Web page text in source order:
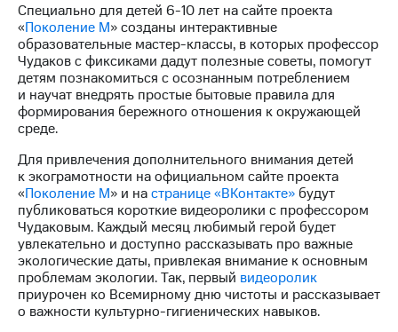
в
регионе
и акционерам
Корпоративное
управление
Раскрытие
информации
Информация
акционерам
Документы
ПАО
"МТС"
Собрания
акционеров
Личный
Специально для детей 6-10лет на сайте проекта
«Поколение М» созданы интерактивные
образовательные мастер-классы, в которых профессор
Чудаков с фиксиками дадут полезные советы, помогут
детям познакомиться с осознанным потреблением
и научат внедрять простые бытовые правила для
формирования бережного отношения к окружающей
среде.
Для привлечения дополнительного внимания детей
к экограмотности на официальном сайте проекта
«Поколение М» и настранице «ВКонтакте» будут
публиковаться короткие видеоролики с профессором
Чудаковым. Каждый месяц любимый герой будет
увлекательно и доступно рассказывать про важные
экологические даты, привлекая внимание к основным
проблемам экологии. Так, первый видеоролик
приурочен ко Всемирному дню чистоты и рассказывает
о важности культурно-гигиенических навыков.